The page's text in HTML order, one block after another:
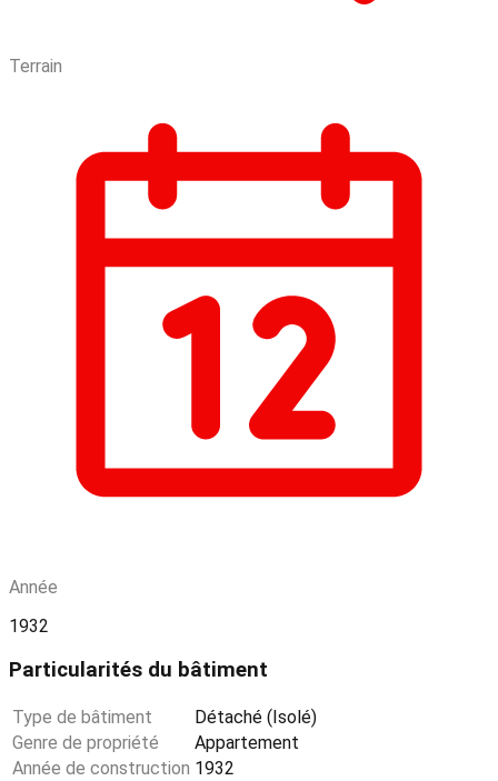
Terrain
Année
1932
Particularités du bâtiment
Type de bâtiment
Détaché (Isolé)
Genre de propriété
Appartement
Année de construction 1932